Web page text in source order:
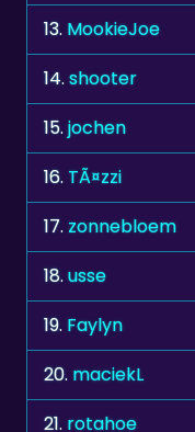
13. MookieJoe
14.shooter
15.jochen
16. TÃ¤zzi
17.zonnebloem
18.usse
19. Faylyn
20. maciekL
21. rotahoe